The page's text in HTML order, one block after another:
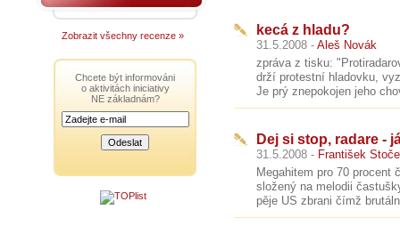
kecá z hladu?
31.5.2008 - Aleš Novák
zpráva z tisku:
drží protestní hladovku,
Je prý znepokojen jeho
Dej si stop, radare -
31.5.2008 - František
Megahitem pro 70 procent
složený na melodii
pěje US zbrani čímž
Zobrazit všechny recenze »
Chcete být informováni
o aktivitách iniciativy
NE základnám?